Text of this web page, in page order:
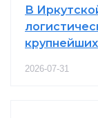
В
2026-07-31